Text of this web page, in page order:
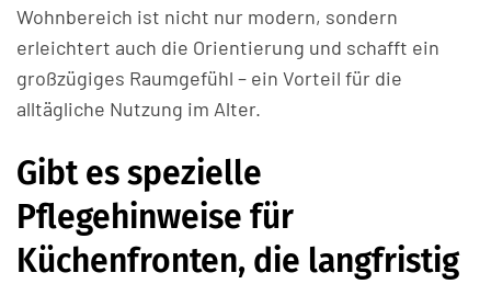
Wohnbereich ist nicht nur modern, sondern
erleichtert auch die Orientierung und schafft ein
großzügiges Raumgefühl – ein Vorteil für die
alltägliche Nutzung im Alter.
Gibt es spezielle
Pflegehinweise für
Küchenfronten, die langfristig